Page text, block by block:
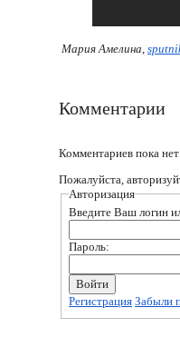
Мария Амелина,
Комментарии
Комментариев пока нет
Пожалуйста,
Авторизация
Введите Ваш логин
Пароль:
Регистрация Забыли